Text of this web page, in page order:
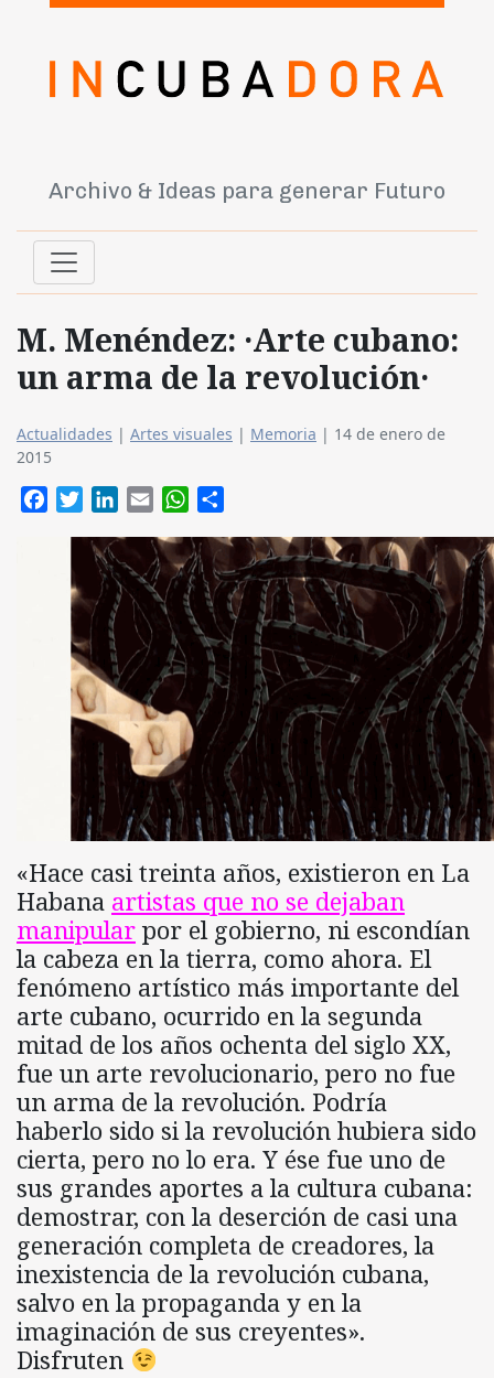
Archivo & Ideas para generar Futuro
M. Menéndez: ·Arte cubano:
un arma de la revolución·
Actualidades | Artes visuales | Memoria | 14 de enero de
2015
FacebookTwitterLinkedIn
Email WhatsApp
«Hace casi treinta años, existieron en La
Habana artistas que no se dejaban
manipular por el gobierno, ni escondían
la cabeza en la tierra, como ahora. El
fenómeno artístico más importante del
arte cubano, ocurrido en la segunda
mitad de los años ochenta del siglo XX,
fue un arte revolucionario, pero no fue
un arma de la revolución. Podría
haberlo sido si la revolución hubiera sido
cierta, pero no lo era. Y ése fue uno de
sus grandes aportes a la cultura cubana:
demostrar, con la deserción de casi una
generación completa de creadores, la
inexistencia de la revolución cubana,
salvo en la propaganda y en la
imaginación de sus creyentes».
Disfruten